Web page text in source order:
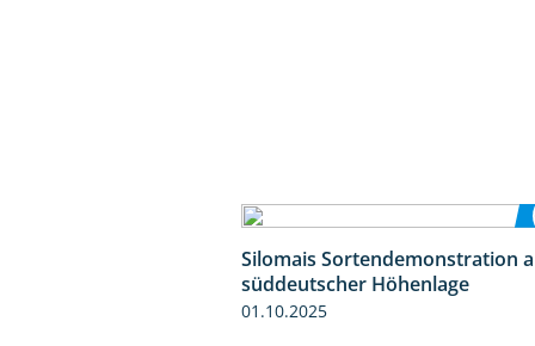
Silomais Sortendemonstration
süddeutscher Höhenlage
01.10.2025